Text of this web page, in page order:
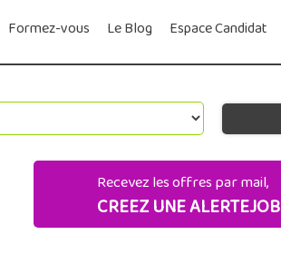
Formez-vous Le Blog Espace Candidat
Recevez les offres par mail,
CREEZ UNE ALERTEJOB